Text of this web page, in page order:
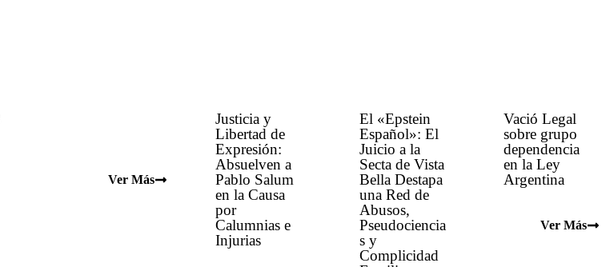
Ver Más
Justicia y
Libertad de
Expresión:
Absuelven a
Pablo Salum
en la Causa
por
Calumnias e
Injurias
El «Epstein
Español»: El
Juicio a la
Secta de Vista
Bella Destapa
una Red de
Abusos,
Pseudociencia
s y
Complicidad
Vació Legal
sobre grupo
dependencia
en la Ley
Argentina
Ver Más